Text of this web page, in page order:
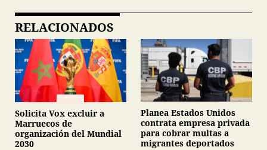
RELACIONADOS
Solicita Vox excluir a
Marruecos de
organización del Mundial
2030
Planea Estados Unidos
contrata empresa privada
para cobrar multas a
migrantes deportados